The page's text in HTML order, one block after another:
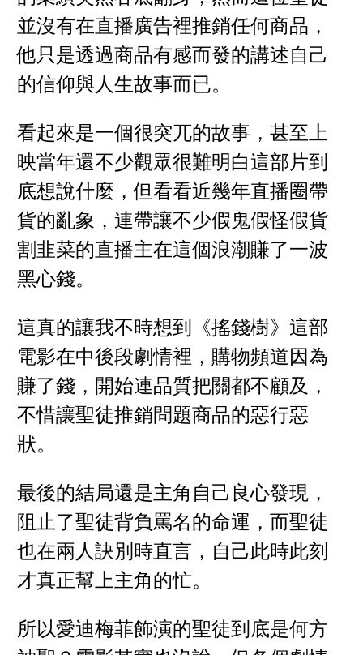
並沒有在直播廣告裡推銷任何商品，
他只是透過商品有感而發的講述自己
的信仰與人生故事而已。
看起來是一個很突兀的故事，甚至上
映當年還不少觀眾很難明白這部片到
底想說什麼，但看看近幾年直播圈帶
貨的亂象，連帶讓不少假鬼假怪假貨
割韭菜的直播主在這個浪潮賺了一波
黑心錢。
這真的讓我不時想到《搖錢樹》這部
電影在中後段劇情裡，購物頻道因為
賺了錢，開始連品質把關都不顧及，
不惜讓聖徒推銷問題商品的惡行惡
狀。
最後的結局還是主角自己良心發現，
阻止了聖徒背負罵名的命運，而聖徒
也在兩人訣別時直言，自己此時此刻
才真正幫上主角的忙。
所以愛迪梅菲飾演的聖徒到底是何方